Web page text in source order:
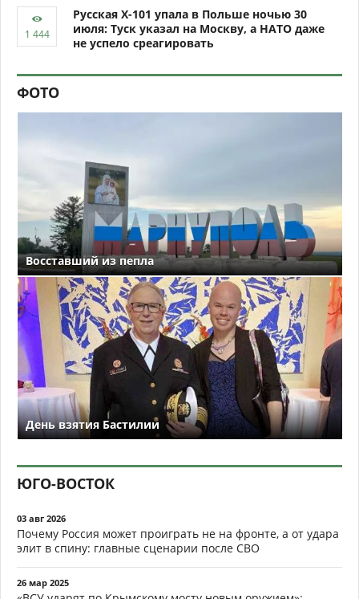
Русская Х-101 упала в Польше ночью 30
июля: Туск указал на Москву, а НАТО даже
не успело среагировать
ФОТО
Восставший из пепла
День взятия Бастилии
ЮГО-ВОСТОК
03 авг 2026
Почему Россия может проиграть не на фронте, а от удара
элит в спину: главные сценарии после СВО
26 мар 2025